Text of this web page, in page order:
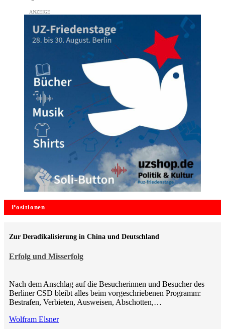
Positionen
Erfolg und Misserfolg
Zur Deradikalisierung in China und Deutschland
Nach dem Anschlag auf die Besucherinnen und Besucher des
Berliner CSD bleibt alles beim vorgeschriebenen Programm:
Bestrafen, Verbieten, Ausweisen, Abschotten,…
Wolfram Elsner